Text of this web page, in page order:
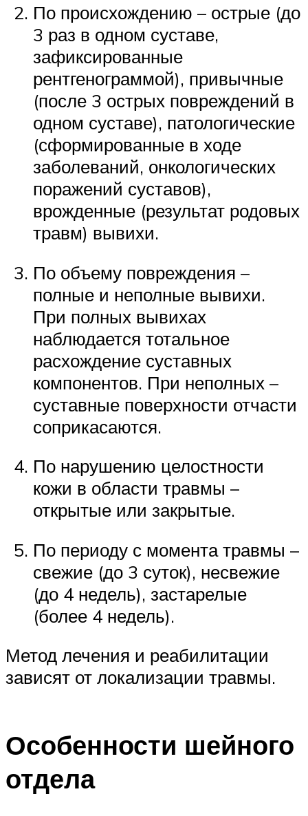
По происхождению – острые (до
3 раз в одном суставе,
зафиксированные
рентгенограммой), привычные
(после 3 острых повреждений в
одном суставе), патологические
(сформированные в ходе
заболеваний, онкологических
поражений суставов),
врожденные (результат родовых
травм) вывихи.
По объему повреждения –
полные и неполные вывихи.
При полных вывихах
наблюдается тотальное
расхождение суставных
компонентов. При неполных –
суставные поверхности отчасти
соприкасаются.
По нарушению целостности
кожи в области травмы –
открытые или закрытые.
По периоду с момента травмы –
свежие (до 3 суток), несвежие
(до 4 недель), застарелые
(более 4 недель).
Метод лечения и реабилитации
зависят от локализации травмы.
Особенности шейного
отдела